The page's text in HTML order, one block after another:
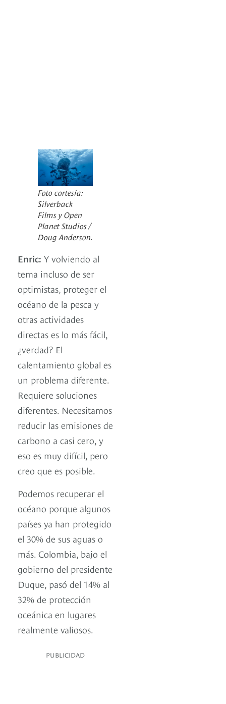
Foto cortesía:
Silverback
Films y Open
Planet Studios /
Doug Anderson.
Enric: Y volviendo al
tema incluso de ​​ser
optimistas, proteger el
océano de la pesca y
otras actividades
directas es lo más fácil,
¿verdad? El
calentamiento global es
un problema diferente.
Requiere soluciones
diferentes. Necesitamos
reducir las emisiones de
carbono a casi cero, y
eso es muy difícil, pero
creo que es posible.
Podemos recuperar el
océano porque algunos
países ya han protegido
el 30% de sus aguas o
más. Colombia, bajo el
gobierno del presidente
Duque, pasó del 14% al
32% de protección
oceánica en lugares
realmente valiosos.
PUBLICIDAD